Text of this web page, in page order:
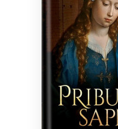
Bibliotekoms